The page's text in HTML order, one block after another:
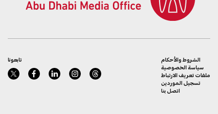
تابعونا
الشروط والأحكام
سياسة الخصوصية
ملفات تعريف الارتباط
تسجيل الموردين
اتصل بنا